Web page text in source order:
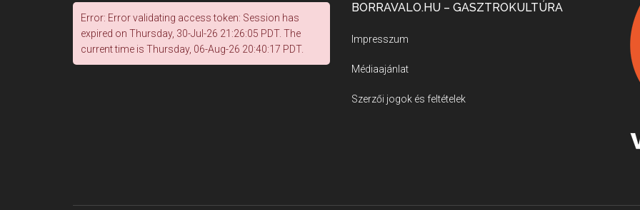
Error: Error validating access token: Session has
expired on Thursday, 30-Jul-26 21:26:05 PDT. The
current time is Thursday, 06-Aug-26 20:40:17 PDT.
BORRAVALO.HU – GASZTROKULTÚRA
Impresszum
Médiaajánlat
Szerzői jogok és feltételek